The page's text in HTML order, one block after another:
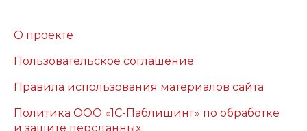
О проекте
Пользовательское соглашение
Правила использования материалов сайта
Политика ООО «1С-Паблишинг» по обработке
и защите персданных